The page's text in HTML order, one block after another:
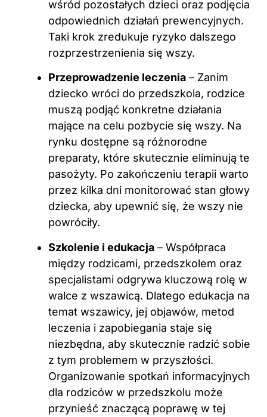
wśród pozostałych dzieci oraz podjęcia
odpowiednich działań prewencyjnych.
Taki krok zredukuje ryzyko dalszego
rozprzestrzenienia się wszy.
Przeprowadzenie leczenia – Zanim
dziecko wróci do przedszkola, rodzice
muszą podjąć konkretne działania
mające na celu pozbycie się wszy. Na
rynku dostępne są różnorodne
preparaty, które skutecznie eliminują te
pasożyty. Po zakończeniu terapii warto
przez kilka dni monitorować stan głowy
dziecka, aby upewnić się, że wszy nie
powróciły.
Szkolenie i edukacja – Współpraca
między rodzicami, przedszkolem oraz
specjalistami odgrywa kluczową rolę w
walce z wszawicą. Dlatego edukacja na
temat wszawicy, jej objawów, metod
leczenia i zapobiegania staje się
niezbędna, aby skutecznie radzić sobie
z tym problemem w przyszłości.
Organizowanie spotkań informacyjnych
dla rodziców w przedszkolu może
przynieść znaczącą poprawę w tej